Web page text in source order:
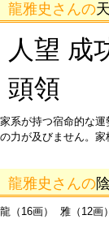
龍雅史さんの
人望 成
頭領
家系が持つ宿命的な
の力が及びません。家
龍雅史さんの
龍（16画） 雅（12画